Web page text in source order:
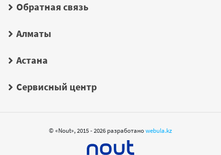
Обратная связь
Алматы
Астана
Сервисный центр
© «Nout», 2015 - 2026 разработаноwebula.kz